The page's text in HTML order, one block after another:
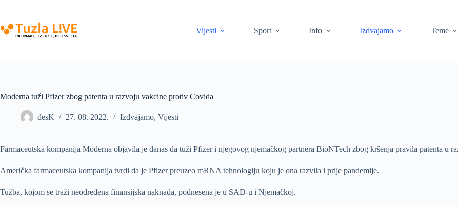
content
Vijesti
Sport Info Izdvajamo Teme
Moderna tuži Pfizer zbog patenta u razvoju vakcine protiv Covida
desK 27. 08. 2022. Izdvajamo, Vijesti
Farmaceutska kompanija Moderna objavila je danas da tuži Pfizer i njegovog njemačkog partnera BioNTech zbog kršenja pravila patenta
Američka farmaceutska kompanija tvrdi da je Pfizer preuzeo mRNA tehnologiju koju je ona razvila i prije pandemije.
Tužba, kojom se traži neodređena finansijska naknada, podnesena je u SAD-u i Njemačkoj.